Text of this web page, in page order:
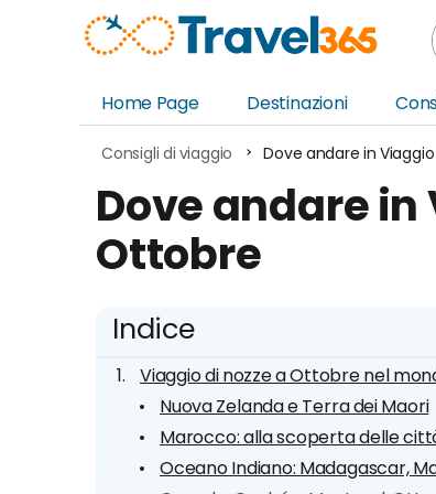
Home Page
Destinazioni
Europa
Nord America
Sud America
Consigli di viaggio Dove andare in
Dove andare in
Ottobre
Indice
Viaggio di nozze a Ottobre nel
Nuova Zelanda e Terra dei Maori
Marocco: alla scoperta delle
Oceano Indiano: Madagascar,